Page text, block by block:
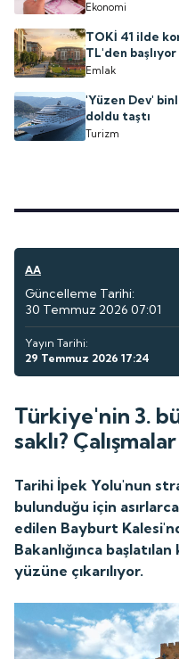
Ekonomi
TOKİ 41 ilde
TL'den başlıyor
Emlak
'Yüzen Dev'
doldu taştı
Turizm
AA
Güncelleme Tarihi:
30 Temmuz 2026 07:01
Yayın Tarihi:
29 Temmuz 2026 17:24
Türkiye'nin 3.
saklı?
Tarihi İpek Yolu'nun
bulunduğu için
edilen Bayburt
Bakanlığınca
yüzüne çıkarılıyor.